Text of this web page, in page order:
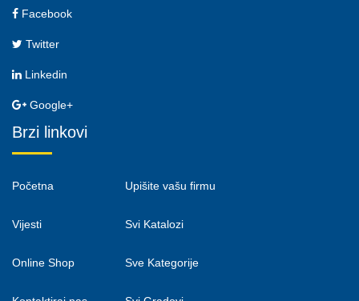
Facebook
Twitter
Linkedin
Google+
Brzi linkovi
Početna
Vijesti
Online Shop
Upišite vašu firmu
Svi Katalozi
Sve Kategorije